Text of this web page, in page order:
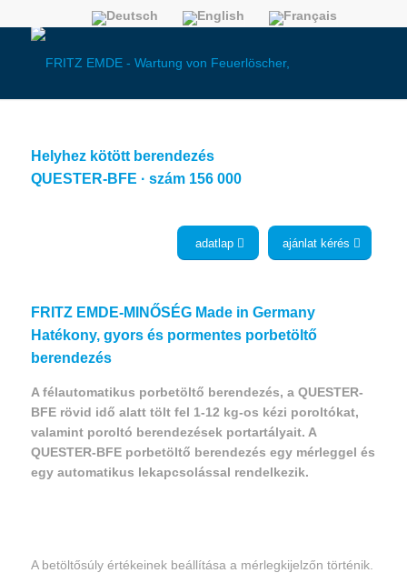
Helyhez kötött berendezés
QUESTER-BFE · szám 156 000
ajánlat kérés
adatlap
FRITZ EMDE-MINŐSÉG Made in Germany
Hatékony, gyors és pormentes porbetöltő
berendezés
A félautomatikus porbetöltő berendezés, a QUESTER-
BFE rövid idő alatt tölt fel 1-12 kg-os kézi poroltókat,
valamint poroltó berendezések portartályait. A
QUESTER-BFE porbetöltő berendezés egy mérleggel és
egy automatikus lekapcsolással rendelkezik.
A betöltősúly értékeinek beállítása a mérlegkijelzőn történik.